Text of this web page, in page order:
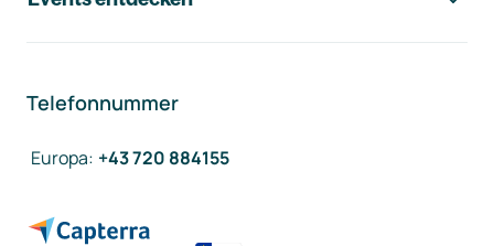
Telefonnummer
Europa: +43 720 884155